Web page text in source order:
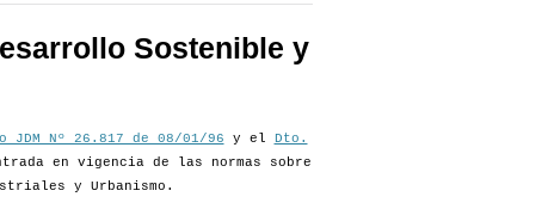
Sostenible y
JDM Nº 26.817 de 08/01/96 y el Dto.
en vigencia de las normas sobre
y Urbanismo.